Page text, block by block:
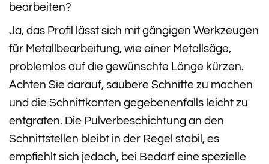
bearbeiten?
Ja, das Profil lässt sich mit gängigen Werkzeugen
für Metallbearbeitung, wie einer Metallsäge,
problemlos auf die gewünschte Länge kürzen.
Achten Sie darauf, saubere Schnitte zu machen
und die Schnittkanten gegebenenfalls leicht zu
entgraten. Die Pulverbeschichtung an den
Schnittstellen bleibt in der Regel stabil, es
empfiehlt sich jedoch, bei Bedarf eine spezielle